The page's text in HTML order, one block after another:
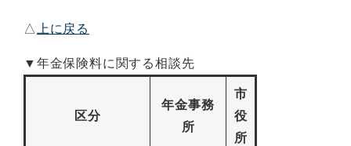
△上に戻る
▼年金保険料に関する相談先
区分
年金事務
所
市
役
所